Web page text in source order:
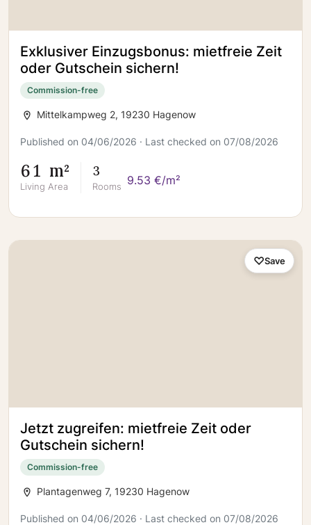
Exklusiver Einzugsbonus: mietfreie Zeit
oder Gutschein sichern!
Commission-free
Mittelkampweg 2, 19230 Hagenow
Published on 04/06/2026 · Last checked on 07/08/2026
61 m²
Living Area
3
Rooms 9.53 €/m²
Jetzt zugreifen: mietfreie Zeit oder
Gutschein sichern!
Commission-free
Plantagenweg 7, 19230 Hagenow
Published on 04/06/2026 · Last checked on 07/08/2026
Save